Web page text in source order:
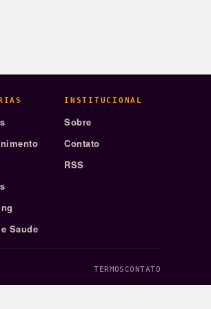
Saude
INSTITUCIONAL
Sobre
Contato
RSS
TERMOSCONTATO